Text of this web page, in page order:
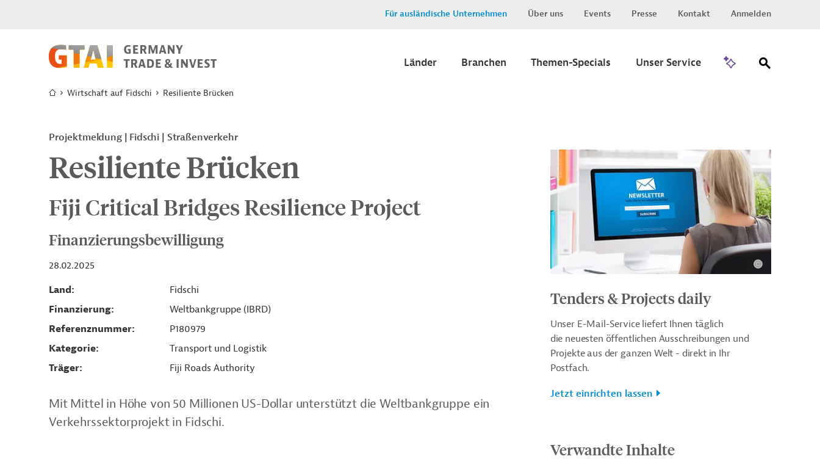
Für ausländische Unternehmen Über uns Events Presse Kontakt Anmelden
Länder Branchen Themen-Specials Unser Service
Wirtschaft auf Fidschi Resiliente Brücken
Projektmeldung Fidschi Straßenverkehr
Resiliente Brücken
Fiji Critical Bridges Resilience Project
Finanzierungsbewilligung
28.02.2025
Land
Fidschi
Finanzierung
Weltbankgruppe (IBRD)
Referenznummer
P180979
Kategorie
Transport und Logistik
Träger
Fiji Roads Authority
Mit Mittel in Höhe von 50 Millionen US-Dollar unterstützt die Weltbankgruppe ein
Verkehrssektorprojekt in Fidschi.
Tenders & Projects daily
Unser E-Mail-Service liefert Ihnen täglich
die neuesten öffentlichen Ausschreibungen und
Projekte aus der ganzen Welt - direkt in Ihr
Postfach.
Jetzt einrichten lassen
Verwandte Inhalte